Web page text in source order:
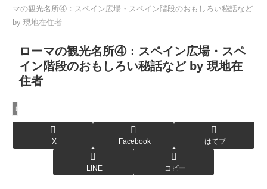
マの観光名所④：スペイン広場・スペイン階段のおもしろい秘話など
by 現地在住者
ローマの観光名所④：スペイン広場・スペ
イン階段のおもしろい秘話など by 現地在
住者
ローマ
X Facebook はてブ
LINE コピー